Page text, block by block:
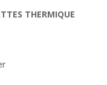
THERMIQUE